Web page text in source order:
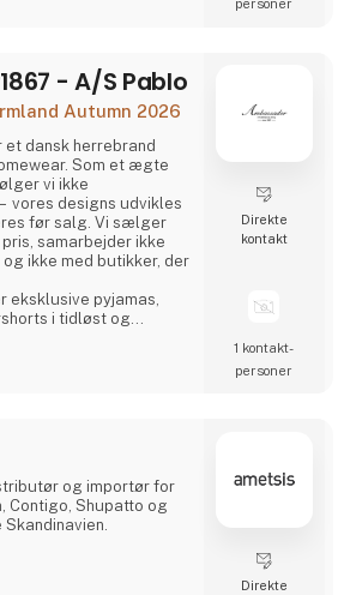
personer
- A/S Pablo
Autumn 2026
dansk herrebrand
Som et ægte
vi ikke
designs udvikles
før salg. Vi sælger
samarbejder ikke
ikke med butikker, der
eksklusive pyjamas,
i tidløst og
er fre
Direkte
kontakt
1 kontakt­
personer
og importør for
Contigo, Shupatto og
Direkte